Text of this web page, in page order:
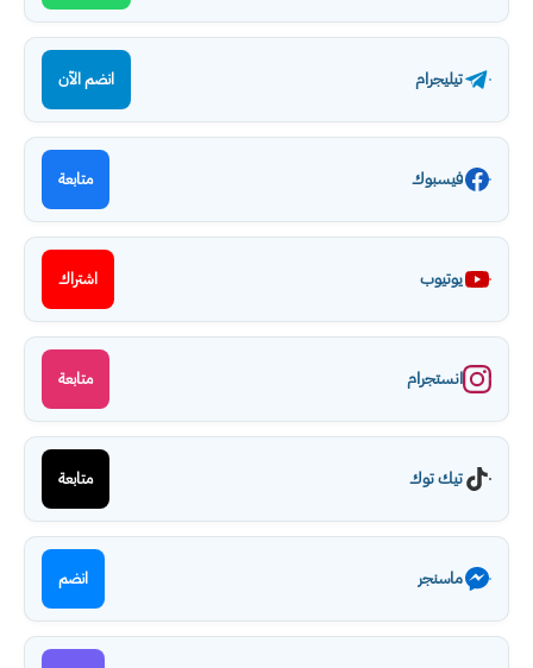
تيليجرام انضم الآن
فيسبوك متابعة
يوتيوب اشتراك
انستجرام متابعة
تيك توك متابعة
ماسنجر انضم